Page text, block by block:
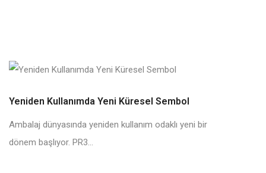
Yeniden Kullanımda Yeni Küresel Sembol
Ambalaj dünyasında yeniden kullanım odaklı yeni bir
dönem başlıyor. PR3...